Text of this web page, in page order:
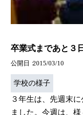
卒業式まであと３日
公開日 2015/03/10
学校の様子
３年生は、先週末
ました。今週は、